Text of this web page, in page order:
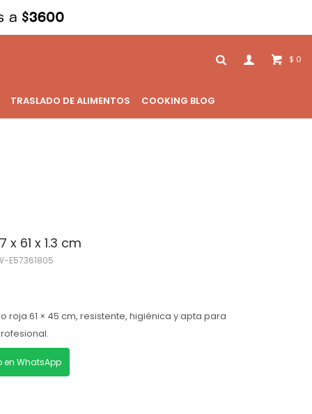
TRASLADO DE ALIMENTOS COOKING BLOG
$ 0
61 x 1.3 cm
E57361805
roja 61 × 45 cm, resistente, higiénica y apta para
en WhatsApp